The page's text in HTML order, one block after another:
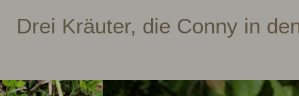
Drei Kräuter, die Conny in